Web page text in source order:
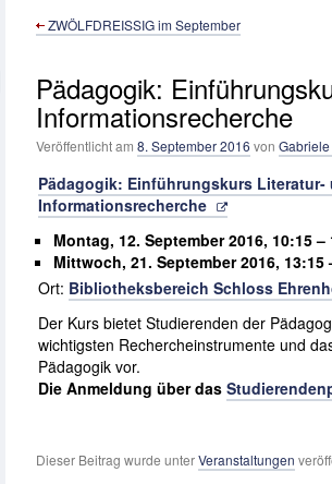
ZWÖLFDREISSIG im September
Pädagogik:
Informationsrecherche
Veröffentlicht am 8. September 2016 von
Pädagogik: Einführungskurs Literatur-
Informationsrecherche
Montag, 12. September 2016, 10:15 –
Mittwoch, 21. September 2016, 13:15
Ort: Bibliotheksbereich Schloss
Der Kurs bietet Studierenden der
wichtigsten Rechercheinstrumente und
Pädagogik vor.
Die Anmeldung über das
Dieser Beitrag wurde unterVeranstaltungen